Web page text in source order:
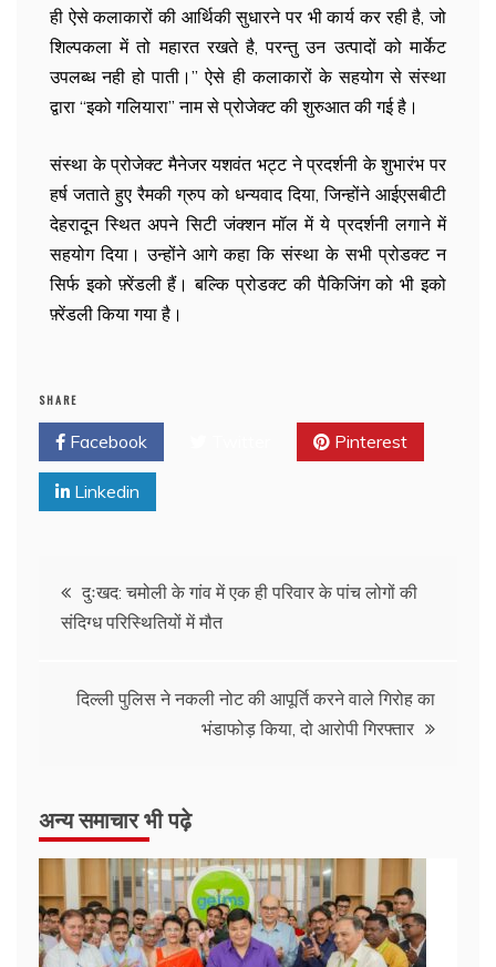
ही ऐसे कलाकारों की आर्थिकी सुधारने पर भी कार्य कर रही है, जो
शिल्पकला में तो महारत रखते है, परन्तु उन उत्पादों को मार्केट
उपलब्ध नही हो पाती।” ऐसे ही कलाकारों के सहयोग से संस्था
द्वारा “इको गलियारा” नाम से प्रोजेक्ट की शुरुआत की गई है।
संस्था के प्रोजेक्ट मैनेजर यशवंत भट्ट ने प्रदर्शनी के शुभारंभ पर
हर्ष जताते हुए रैमकी ग्रुप को धन्यवाद दिया, जिन्होंने आईएसबीटी
देहरादून स्थित अपने सिटी जंक्शन मॉल में ये प्रदर्शनी लगाने में
सहयोग दिया। उन्होंने आगे कहा कि संस्था के सभी प्रोडक्ट न
सिर्फ इको फ़्रेंडली हैं। बल्कि प्रोडक्ट की पैकिजिंग को भी इको
फ़्रेंडली किया गया है।
SHARE
Facebook Pinterest
Linkedin
दुःखद: चमोली के गांव में एक ही परिवार के पांच लोगों की
संदिग्ध परिस्थितियों में मौत
दिल्ली पुलिस ने नकली नोट की आपूर्ति करने वाले गिरोह का
भंडाफोड़ किया, दो आरोपी गिरफ्तार
अन्य समाचार भी पढ़े